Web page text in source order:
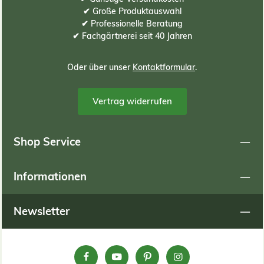
✔ Große Produktauswahl
✔ Professionelle Beratung
✔ Fachgärtnerei seit 40 Jahren
Oder über unser Kontaktformular.
Vertrag widerrufen
Shop Service
Informationen
Newsletter